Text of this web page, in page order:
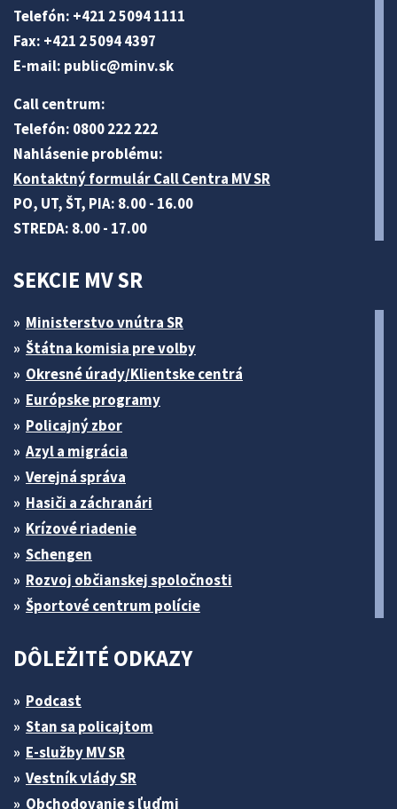
Telefón: +421 2 5094 1111
Fax: +421 2 5094 4397
E-mail: public@minv.sk
Call centrum:
Telefón: 0800 222 222
Nahlásenie problému:
Kontaktný formulár Call Centra MV SR
PO, UT, ŠT, PIA: 8.00 - 16.00
STREDA: 8.00 - 17.00
SEKCIE MV SR
Ministerstvo vnútra SR
Štátna komisia pre volby
Okresné úrady/Klientske centrá
Európske programy
Policajný zbor
Azyl a migrácia
Verejná správa
Hasiči a záchranári
Krízové riadenie
Schengen
Rozvoj občianskej spoločnosti
Športové centrum polície
DÔLEŽITÉ ODKAZY
Podcast
Stan sa policajtom
E-služby MV SR
Vestník vlády SR
Obchodovanie s ľuďmi